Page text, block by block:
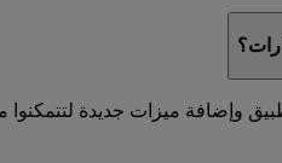
وإضافة ميزات جديدة